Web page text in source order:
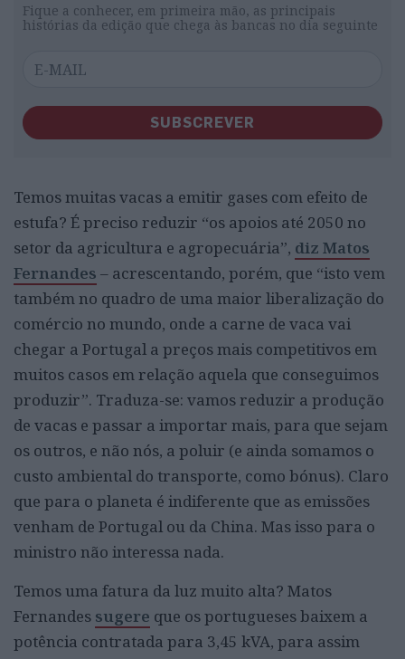
Fique a conhecer, em primeira mão, as principais
histórias da edição que chega às bancas no dia seguinte
SUBSCREVER
Temos muitas vacas a emitir gases com efeito de
estufa? É preciso reduzir “os apoios até 2050 no
setor da agricultura e agropecuária”, diz Matos
Fernandes – acrescentando, porém, que “isto vem
também no quadro de uma maior liberalização do
comércio no mundo, onde a carne de vaca vai
chegar a Portugal a preços mais competitivos em
muitos casos em relação aquela que conseguimos
produzir”. Traduza-se: vamos reduzir a produção
de vacas e passar a importar mais, para que sejam
os outros, e não nós, a poluir (e ainda somamos o
custo ambiental do transporte, como bónus). Claro
que para o planeta é indiferente que as emissões
venham de Portugal ou da China. Mas isso para o
ministro não interessa nada.
Temos uma fatura da luz muito alta? Matos
Fernandes sugere que os portugueses baixem a
potência contratada para 3,45 kVA, para assim